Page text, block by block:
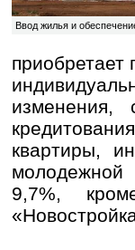
Ввод жилья и
приобретает
изменения,
квартиры,
молодежной
9,7%,